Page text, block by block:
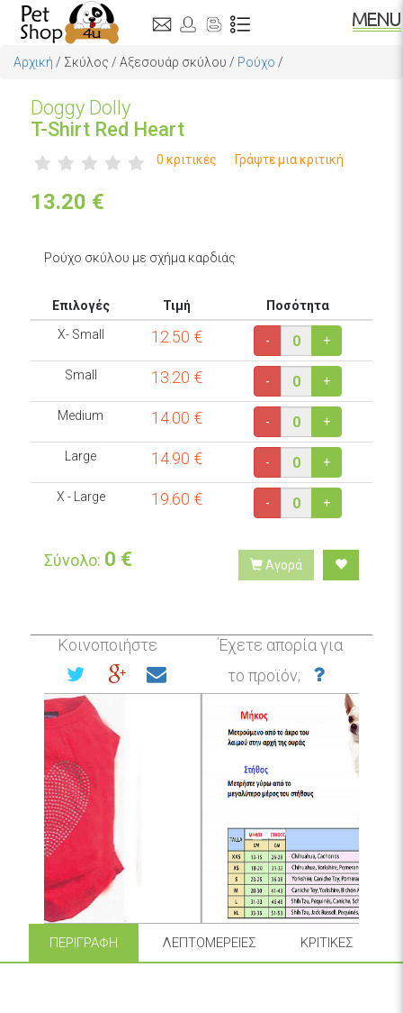
Αρχική / Σκύλος / Αξεσουάρ σκύλου / Ρούχο /
Doggy Dolly
T-Shirt Red Heart
0 κριτικές Γράψτε μια κριτική
13.20 €
Ρούχο σκύλου με σχήμα καρδιάς
Επιλογές Τιμή
Ποσότητα
X- Small
12.50 € - +
Small 13.20 € - +
Medium 14.00 € - +
Large 14.90 € - +
X - Large 19.60 € - +
Σύνολο: 0 € Αγορά
Κοινοποιήστε
Έχετε απορία για
το προϊόν;
ΠΕΡΙΓΡΑΦΉ ΛΕΠΤΟΜΈΡΕΙΕΣ ΚΡΙΤΙΚΈΣ